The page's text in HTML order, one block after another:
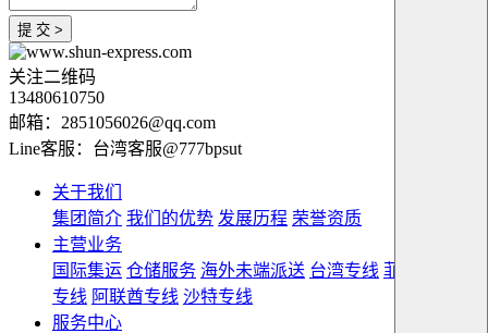
提 交 >
关注二维码
13480610750
邮箱：2851056026@qq.com
Line客服：台湾客服@777bpsut
关于我们
集团简介 我们的优势 发展历程 荣誉资质
主营业务
国际集运 仓储服务 海外未端派送 台湾专线 菲律宾双清
专线 阿联酋专线 沙特专线
服务中心